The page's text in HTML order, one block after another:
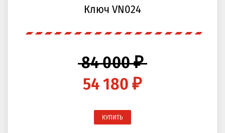
Ключ VN024
84 000 ₽
54 180 ₽
КУПИТЬ